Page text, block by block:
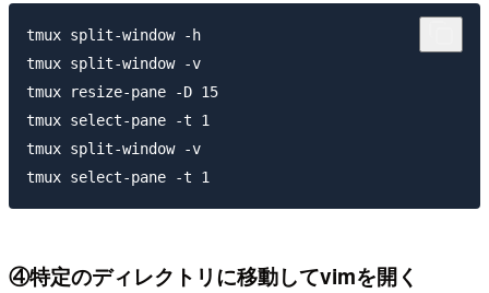
tmux split-window -h
tmux split-window -v
tmux resize-pane -D 15
tmux select-pane -t 1
tmux split-window -v
④特定のディレクトリに移動してvimを開く